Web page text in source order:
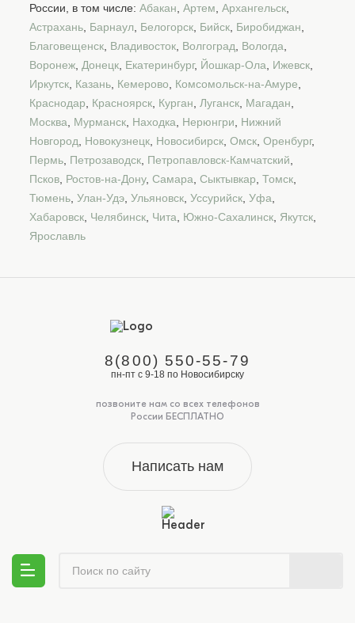
России, в том числе: Абакан Артем Архангельск
Астрахань Барнаул Белогорск Бийск Биробиджан
Благовещенск Владивосток Волгоград Вологда
Воронеж Донецк Екатеринбург, Йошкар-Ола Ижевск
Иркутск Казань Кемерово Комсомольск-на-Амуре
Краснодар
Красноярск Курган Луганск Магадан
Москва
Мурманск Находка Нерюнгри
Нижний
Новгород
Новокузнецк Новосибирск Омск Оренбург,
Пермь Петрозаводск Петропавловск-Камчатский
Псков Ростов-на-Дону, Самара Сыктывкар Томск
Тюмень Улан-Удэ Ульяновск Уссурийск Уфа
Хабаровск Челябинск Чита Южно-Сахалинск Якутск
Ярославль
8(800) 550-55-79
пн-пт с 9-18 по Новосибирску
позвоните нам со всех телефонов
России БЕСПЛАТНО
Написать нам